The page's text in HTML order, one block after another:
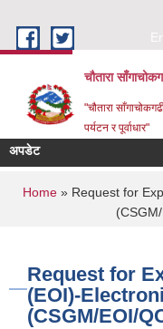
चौतारा
"चौतारा
पर्यटन र पूर्वाधार"
अपडेट
You are here
Home» Request for
Request for
(EOI)-
(CSGM/EOI/